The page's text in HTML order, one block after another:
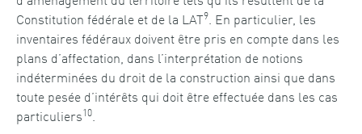
Constitution fédérale et de la LAT9. En particulier, les
inventaires fédéraux doivent être pris en compte dans les
plans d’affectation, dans l’interprétation de notions
indéterminées du droit de la construction ainsi que dans
toute pesée d’intérêts qui doit être effectuée dans les cas
particuliers10.